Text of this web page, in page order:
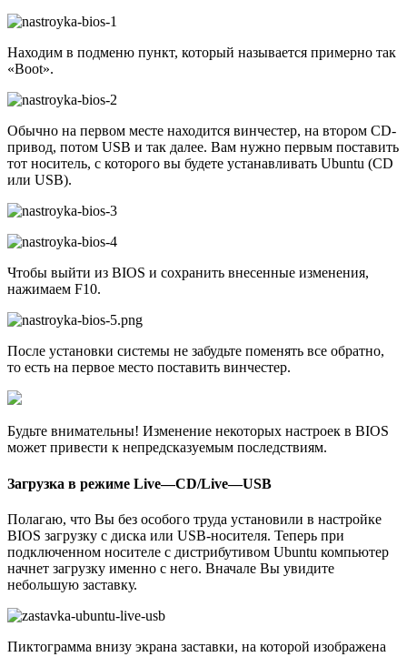
Находим в подменю пункт, который называется примерно так
«Boot».
Обычно на первом месте находится винчестер, на втором CD-
привод, потом USB и так далее. Вам нужно первым поставить
тот носитель, с которого вы будете устанавливать Ubuntu (CD
или USB).
Чтобы выйти из BIOS и сохранить внесенные изменения,
нажимаем F10.
После установки системы не забудьте поменять все обратно,
то есть на первое место поставить винчестер.
Будьте внимательны! Изменение некоторых настроек в BIOS
может привести к непредсказуемым последствиям.
Загрузка в режиме Live—CD/Live—USB
Полагаю, что Вы без особого труда установили в настройке
BIOS загрузку с диска или USB-носителя. Теперь при
подключенном носителе с дистрибутивом Ubuntu компьютер
начнет загрузку именно с него. Вначале Вы увидите
небольшую заставку.
Пиктограмма внизу экрана заставки, на которой изображена